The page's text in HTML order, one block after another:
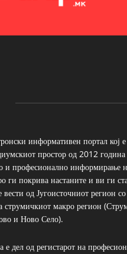
информативен портал кој е
простор од 2012 година
и професионално информирање
ги покрива настаните и ви ги
вести од Југоисточниот регион со
струмичкиот макро регион
и Ново Село).
е дел од регистарот на